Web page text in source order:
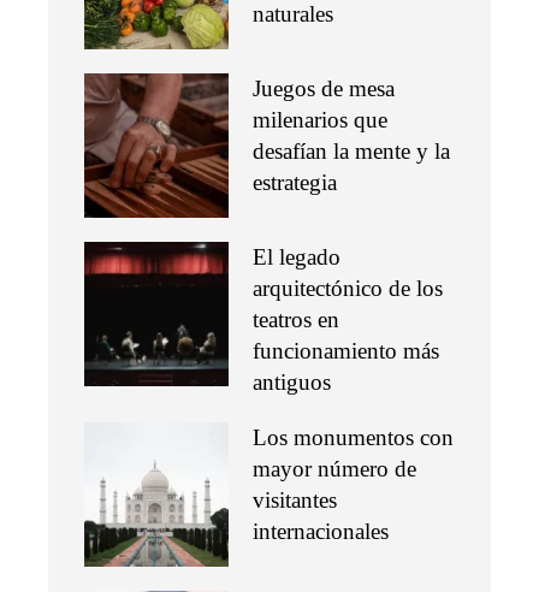
naturales
Juegos de mesa
milenarios que
desafían la mente y la
estrategia
El legado
arquitectónico de los
teatros en
funcionamiento más
antiguos
Los monumentos con
mayor número de
visitantes
internacionales